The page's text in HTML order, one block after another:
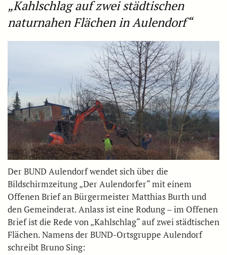
„Kahlschlag auf zwei städtischen
naturnahen Flächen in Aulendorf“
Der BUND Aulendorf wendet sich über die
Bildschirmzeitung „Der Aulendorfer“ mit einem
Offenen Brief an Bürgermeister Matthias Burth und
den Gemeinderat. Anlass ist eine Rodung – im Offenen
Brief ist die Rede von „Kahlschlag“ auf zwei städtischen
Flächen. Namens der BUND-Ortsgruppe Aulendorf
schreibt Bruno Sing: